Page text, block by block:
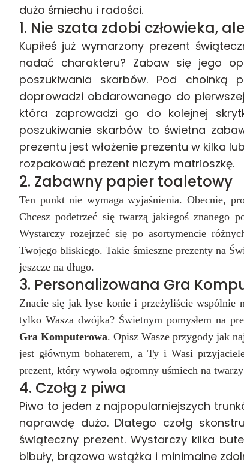
dużo śmiechu i radości.
1. Nie szata zdobi człowieka,
Kupiłeś już wymarzony prezent
nadać charakteru? Zabaw się jego
poszukiwania skarbów. Pod choinką
doprowadzi obdarowanego do
która zaprowadzi go do kolejnej
poszukiwanie skarbów to świetna
prezentu jest włożenie prezentu w kilka
rozpakować prezent niczym matrioszkę.
2. Zabawny papier toaletowy
Ten punkt nie wymaga wyjaśnienia. Obecnie,
Chcesz podetrzeć się twarzą jakiegoś znanego
Wystarczy rozejrzeć się po asortymencie
Twojego bliskiego. Takie śmieszne prezenty na
jeszcze na długo.
3. Personalizowana Gra
Znacie się jak łyse konie i przeżyliście wspólnie
tylko Wasza dwójka? Świetnym pomysłem na
Gra Komputerowa. Opisz Wasze przygody jak
jest głównym bohaterem,a Ty i Wasi
prezent, który wywoła ogromny uśmiech na
4. Czołg z piwa
Piwo to jeden z najpopularniejszych
naprawdę dużo. Dlatego czołg
świąteczny prezent. Wystarczy kilka
bibuły, brązowa wstążka i minimalne